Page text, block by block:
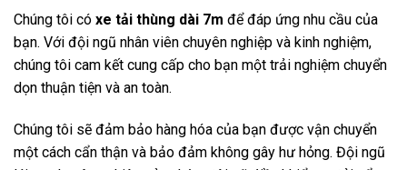
Chúng tôi có xe tải thùng dài 7m để đáp ứng nhu cầu của
bạn. Với đội ngũ nhân viên chuyên nghiệp và kinh nghiệm,
chúng tôi cam kết cung cấp cho bạn một trải nghiệm chuyển
dọn thuận tiện và an toàn.
Chúng tôi sẽ đảm bảo hàng hóa của bạn được vận chuyển
một cách cẩn thận và bảo đảm không gây hư hỏng. Đội ngũ